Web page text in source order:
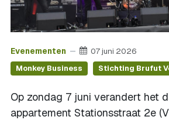
Evenementen 07 juni 2026
Monkey Business Stichting Brufut
Op zondag 7 juni verandert het
appartement Stationsstraat 2e